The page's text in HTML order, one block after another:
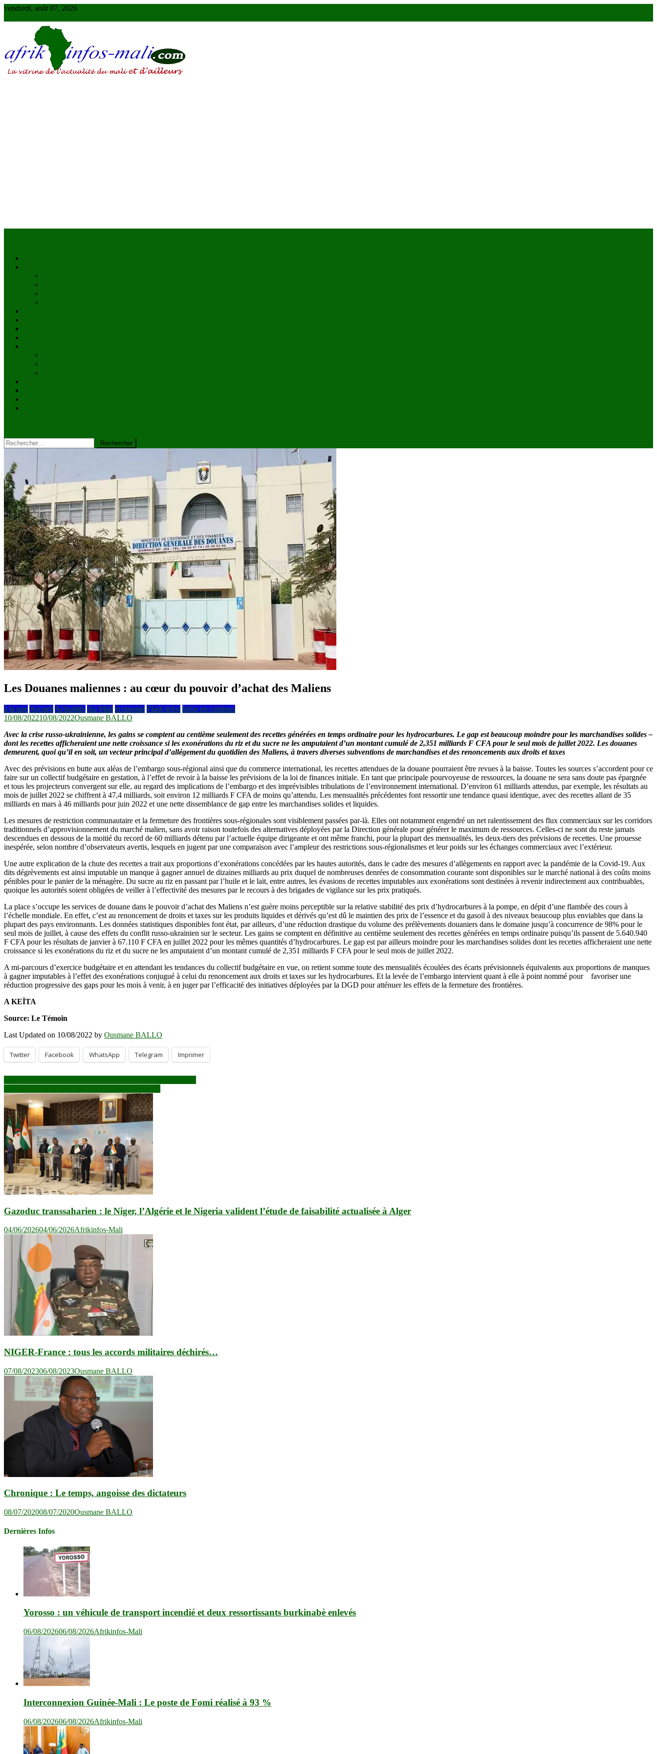
Skip
vendredi, août 07, 2026
Rechercher :
Les Douanes maliennes : au cœur du pouvoir d’achat des Maliens
à la une Accueil Actualités Au Mali économie Flash infos Infos en continus
10/08/202210/08/2022Ousmane BALLO
Avec la crise russo-ukrainienne, les gains se comptent au centième seulement des recettes générées en temps ordinaire pour les hydrocarbures. Le gap est beaucoup moindre pour les marchandises solides –
dont les recettes afficheraient une nette croissance si les exonérations du riz et du sucre ne les amputaient d’un montant cumulé de 2,351 milliards F CFA pour le seul mois de juillet 2022. Les douanes
demeurent, quoi qu’il en soit, un vecteur principal d’allégement du quotidien des Maliens, à travers diverses subventions de marchandises et des renoncements aux droits et taxes
Avec des prévisions en butte aux aléas de l’embargo sous-régional ainsi que du commerce international, les recettes attendues de la douane pourraient être revues à la baisse. Toutes les sources s’accordent pour ce
faire sur un collectif budgétaire en gestation, à l’effet de revoir à la baisse les prévisions de la loi de finances initiale. En tant que principale pourvoyeuse de ressources, la douane ne sera sans doute pas épargnée
et tous les projecteurs convergent sur elle, au regard des implications de l’embargo et des imprévisibles tribulations de l’environnement international. D’environ 61 milliards attendus, par exemple, les résultats au
mois de juillet 2022 se chiffrent à 47,4 milliards, soit environ 12 milliards F CFA de moins qu’attendu. Les mensualités précédentes font ressortir une tendance quasi identique, avec des recettes allant de 35
milliards en mars à 46 milliards pour juin 2022 et une nette dissemblance de gap entre les marchandises solides et liquides.
Les mesures de restriction communautaire et la fermeture des frontières sous-régionales sont visiblement passées par-là. Elles ont notamment engendré un net ralentissement des flux commerciaux sur les corridors
traditionnels d’approvisionnement du marché malien, sans avoir raison toutefois des alternatives déployées par la Direction générale pour générer le maximum de ressources. Celles-ci ne sont du reste jamais
descendues en dessous de la moitié du record de 60 milliards détenu par l’actuelle équipe dirigeante et ont même franchi, pour la plupart des mensualités, les deux-tiers des prévisions de recettes. Une prouesse
inespérée, selon nombre d’observateurs avertis, lesquels en jugent par une comparaison avec l’ampleur des restrictions sous-régionalismes et leur poids sur les échanges commerciaux avec l’extérieur.
Une autre explication de la chute des recettes a trait aux proportions d’exonérations concédées par les hautes autorités, dans le cadre des mesures d’allègements en rapport avec la pandémie de la Covid-19. Aux
dits dégrèvements est ainsi imputable un manque à gagner annuel de dizaines milliards au prix duquel de nombreuses denrées de consommation courante sont disponibles sur le marché national à des coûts moins
pénibles pour le panier de la ménagère. Du sucre au riz en passant par l’huile et le lait, entre autres, les évasions de recettes imputables aux exonérations sont destinées à revenir indirectement aux contribuables,
quoique les autorités soient obligées de veiller à l’effectivité des mesures par le recours à des brigades de vigilance sur les prix pratiqués.
La place s’occupe les services de douane dans le pouvoir d’achat des Maliens n’est guère moins perceptible sur la relative stabilité des prix d’hydrocarbures à la pompe, en dépit d’une flambée des cours à
l’échelle mondiale. En effet, c’est au renoncement de droits et taxes sur les produits liquides et dérivés qu’est dû le maintien des prix de l’essence et du gasoil à des niveaux beaucoup plus enviables que dans la
plupart des pays environnants. Les données statistiques disponibles font état, par ailleurs, d’une réduction drastique du volume des prélèvements douaniers dans le domaine jusqu’à concurrence de 98% pour le
seul mois de juillet, à cause des effets du conflit russo-ukrainien sur le secteur. Les gains se comptent en définitive au centième seulement des recettes générées en temps ordinaire puisqu’ils passent de 5.640.940
F CFA pour les résultats de janvier à 67.110 F CFA en juillet 2022 pour les mêmes quantités d’hydrocarbures. Le gap est par ailleurs moindre pour les marchandises solides dont les recettes afficheraient une nette
croissance si les exonérations du riz et du sucre ne les amputaient d’un montant cumulé de 2,351 milliards F CFA pour le seul mois de juillet 2022.
A mi-parcours d’exercice budgétaire et en attendant les tendances du collectif budgétaire en vue, on retient somme toute des mensualités écoulées des écarts prévisionnels équivalents aux proportions de manques
à gagner imputables à l’effet des exonérations conjugué à celui du renoncement aux droits et taxes sur les hydrocarbures. Et la levée de l’embargo intervient quant à elle à point nommé pour favoriser une
réduction progressive des gaps pour les mois à venir, à en juger par l’efficacité des initiatives déployées par la DGD pour atténuer les effets de la fermeture des frontières.
A KEÏTA
Source: Le Témoin
Last Updated on 10/08/2022 by Ousmane BALLO
Twitter Facebook WhatsApp Telegram Imprimer
Navigation
de
l’article
Gazoduc transsaharien : le Niger, l’Algérie et le Nigeria valident l’étude de faisabilité actualisée à Alger
04/06/202604/06/2026Afrikinfos-Mali
NIGER-France : tous les accords militaires déchirés…
07/08/202306/08/2023Ousmane BALLO
Chronique : Le temps, angoisse des dictateurs
08/07/202008/07/2020Ousmane BALLO
Dernières Infos
Yorosso : un véhicule de transport incendié et deux ressortissants burkinabè enlevés
06/08/202606/08/2026Afrikinfos-Mali
Interconnexion Guinée-Mali : Le poste de Fomi réalisé à 93 %
06/08/202606/08/2026Afrikinfos-Mali